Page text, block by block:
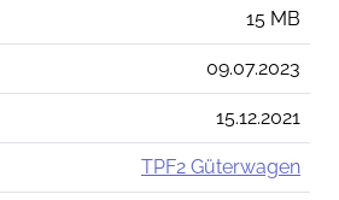
15 MB
09.07.2023
15.12.2021
TPF2 Güterwagen